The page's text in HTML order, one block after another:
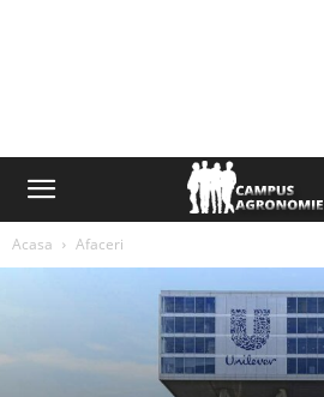
Acasa Afaceri